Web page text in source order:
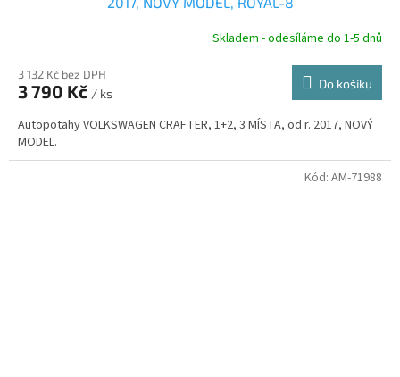
R
Skladem - odesíláme do 1-5 dnů
3 132 Kč bez DPH
3 790 Kč / ks
Do košíku
Autopotahy VOLKSWAGEN CRAFTER, 1+2, 3 MÍSTA, od r. 2017, NOVÝ
MODEL.
Kód: AM-71988